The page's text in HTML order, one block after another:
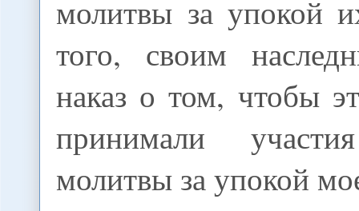
молитвы за упокой
того, своим
наказ о том, чтобы
принимали
молитвы за упокой